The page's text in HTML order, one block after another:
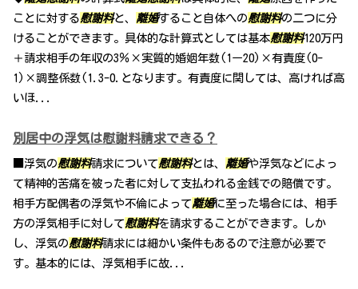
ことに対する慰謝料と、 離婚すること自体への慰謝料の二つに分
けることができます。具体的な計算式としては基本慰謝料120万円
＋請求相手の年収の3％×実質的婚姻年数(1ー20)×有責度(0-
1)×調整係数(1.3-0.となります。有責度に関しては、高ければ高
いほ...
別居中の浮気は慰謝料請求できる？
■浮気の慰謝料請求について慰謝料とは、 離婚や浮気などによっ
て精神的苦痛を被った者に対して支払われる金銭での賠償です。
相手方配偶者の浮気や不倫によって離婚に至った場合には、相手
方の浮気相手に対して慰謝料を請求することができます。しか
し、浮気の慰謝料請求には細かい条件もあるので注意が必要で
す。基本的には、浮気相手に故...